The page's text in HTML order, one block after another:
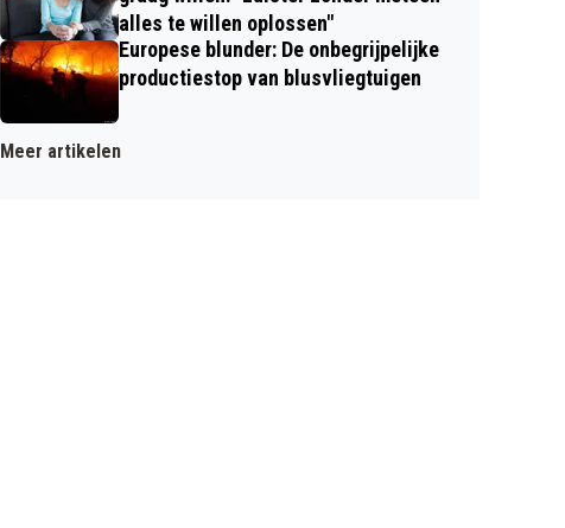
alles te willen oplossen"
Europese blunder: De onbegrijpelijke
productiestop van blusvliegtuigen
Meer artikelen